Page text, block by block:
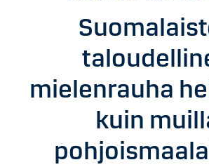
mielenrauha
kuin